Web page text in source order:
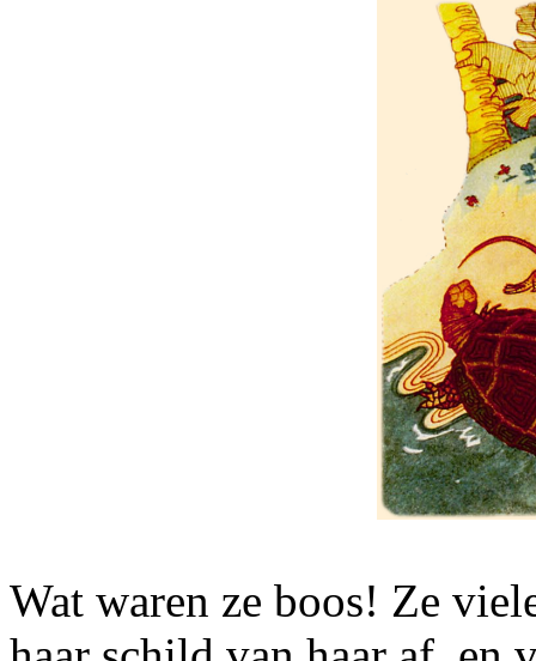
Wat waren ze boos! Ze